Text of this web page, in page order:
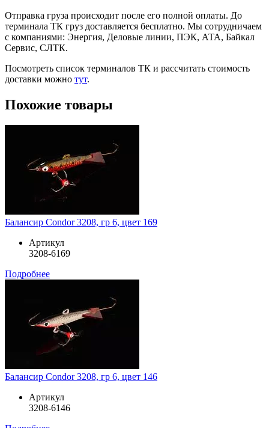
Отправка груза происходит после его полной оплаты. До
терминала ТК груз доставляется бесплатно. Мы сотрудничаем
с компаниями: Энергия, Деловые линии, ПЭК, АТА, Байкал
Сервис, СЛТК.
Посмотреть список терминалов ТК и рассчитать стоимость
доставки можно тут.
Похожие товары
Балансир Condor 3208, гр 6, цвет 169
Артикул
3208-6169
Подробнее
Балансир Condor 3208, гр 6, цвет 146
Артикул
3208-6146